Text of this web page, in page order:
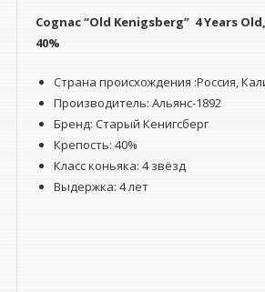
Cognac “Old Kenigsberg” 4 Years Old,
40%
Страна происхождения :Россия,
Производитель: Альянс-1892
Бренд: Старый Кенигсберг
Крепость: 40%
Класс коньяка: 4 звёзд
Выдержка: 4 лет